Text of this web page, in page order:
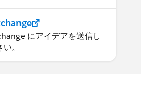
にアイデアを送信し
。